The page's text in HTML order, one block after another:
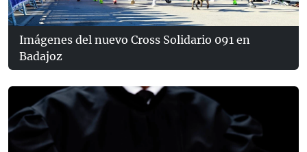
Imágenes del nuevo Cross Solidario 091 en
Badajoz